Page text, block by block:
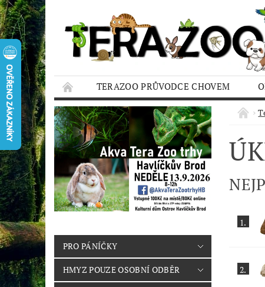
TERAZOO PRŮVODCE CHOVEM
HODNOCENÍ OBCHODU
AQUA
PRO PÁNÍČKY
HMYZ POUZE OSOBNÍ ODBĚR
1.
2.